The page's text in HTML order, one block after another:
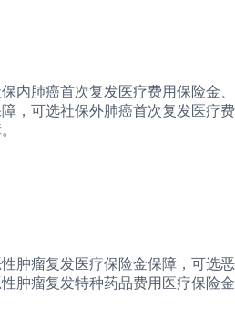
内肺癌首次复发医疗费用保险金、
，可选社保外肺癌首次复发医疗费
肿瘤复发医疗保险金保障，可选恶
肿瘤复发特种药品费用医疗保险金